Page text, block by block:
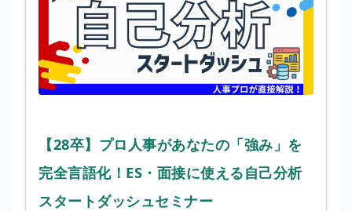
【28卒】プロ人事があなたの「強み」を
完全言語化！ES・面接に使える自己分析
スタートダッシュセミナー